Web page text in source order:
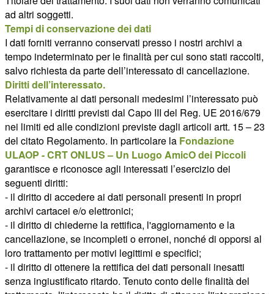
ad altri soggetti.
Tempi di conservazione dei dati
I dati forniti verranno conservati presso i nostri archivi a
tempo indeterminato per le finalità per cui sono stati raccolti,
salvo richiesta da parte dell’interessato di cancellazione.
Diritti dell’interessato.
Relativamente ai dati personali medesimi l’interessato può
esercitare i diritti previsti dal Capo III del Reg. UE 2016/679
nei limiti ed alle condizioni previste dagli articoli artt. 15 – 23
del citato Regolamento. In particolare la Fondazione
ULAOP - CRT ONLUS – Un Luogo AmicO dei Piccoli
garantisce e riconosce agli interessati l’esercizio dei
seguenti diritti:
- il diritto di accedere ai dati personali presenti in propri
archivi cartacei e/o elettronici;
- il diritto di chiederne la rettifica, l'aggiornamento e la
cancellazione, se incompleti o erronei, nonché di opporsi al
loro trattamento per motivi legittimi e specifici;
- il diritto di ottenere la rettifica dei dati personali inesatti
senza ingiustificato ritardo. Tenuto conto delle finalità del